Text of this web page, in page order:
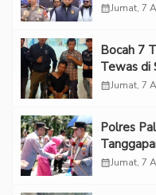
calendar_monthJumat, 7
Bocah 7
Tewas di
Kekerasan
calendar_monthJumat, 7
Polres
calendar_monthJumat, 7